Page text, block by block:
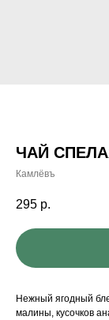
ЧАЙ
Камлёвъ
295 р.
Нежный ягодный
малины, кусочков